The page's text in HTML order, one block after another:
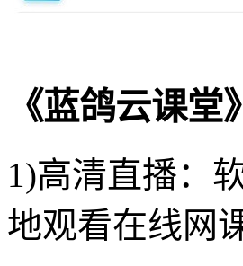
《蓝鸽云课
1)高清直播：
地观看在线网